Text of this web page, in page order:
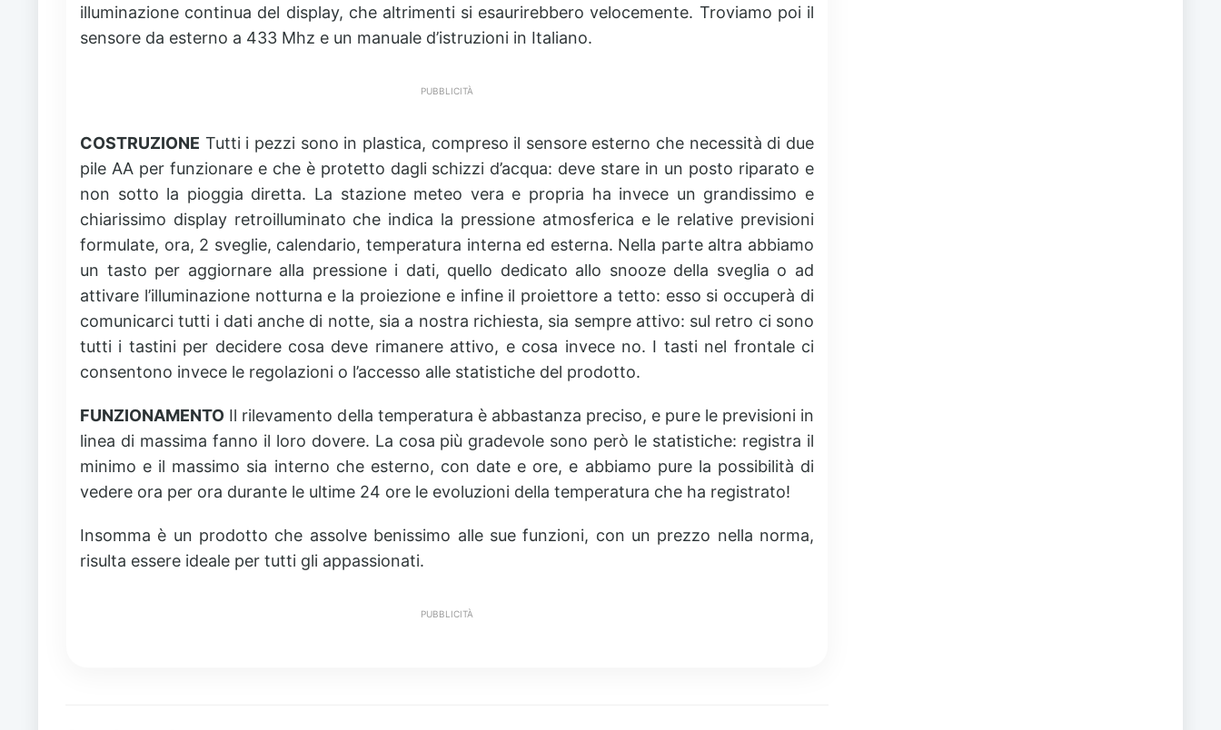
illuminazione continua del display, che altrimenti si esaurirebbero velocemente. Troviamo poi il
sensore da esterno a 433 Mhz e un manuale d’istruzioni in Italiano.
PUBBLICITÀ
COSTRUZIONE Tutti i pezzi sono in plastica, compreso il sensore esterno che necessità di due
pile AA per funzionare e che è protetto dagli schizzi d’acqua: deve stare in un posto riparato e
non sotto la pioggia diretta. La stazione meteo vera e propria ha invece un grandissimo e
chiarissimo display retroilluminato che indica la pressione atmosferica e le relative previsioni
formulate, ora, 2 sveglie, calendario, temperatura interna ed esterna. Nella parte altra abbiamo
un tasto per aggiornare alla pressione i dati, quello dedicato allo snooze della sveglia o ad
attivare l’illuminazione notturna e la proiezione e infine il proiettore a tetto: esso si occuperà di
comunicarci tutti i dati anche di notte, sia a nostra richiesta, sia sempre attivo: sul retro ci sono
tutti i tastini per decidere cosa deve rimanere attivo, e cosa invece no. I tasti nel frontale ci
consentono invece le regolazioni o l’accesso alle statistiche del prodotto.
FUNZIONAMENTO Il rilevamento della temperatura è abbastanza preciso, e pure le previsioni in
linea di massima fanno il loro dovere. La cosa più gradevole sono però le statistiche: registra il
minimo e il massimo sia interno che esterno, con date e ore, e abbiamo pure la possibilità di
vedere ora per ora durante le ultime 24 ore le evoluzioni della temperatura che ha registrato!
Insomma è un prodotto che assolve benissimo alle sue funzioni, con un prezzo nella norma,
risulta essere ideale per tutti gli appassionati.
PUBBLICITÀ